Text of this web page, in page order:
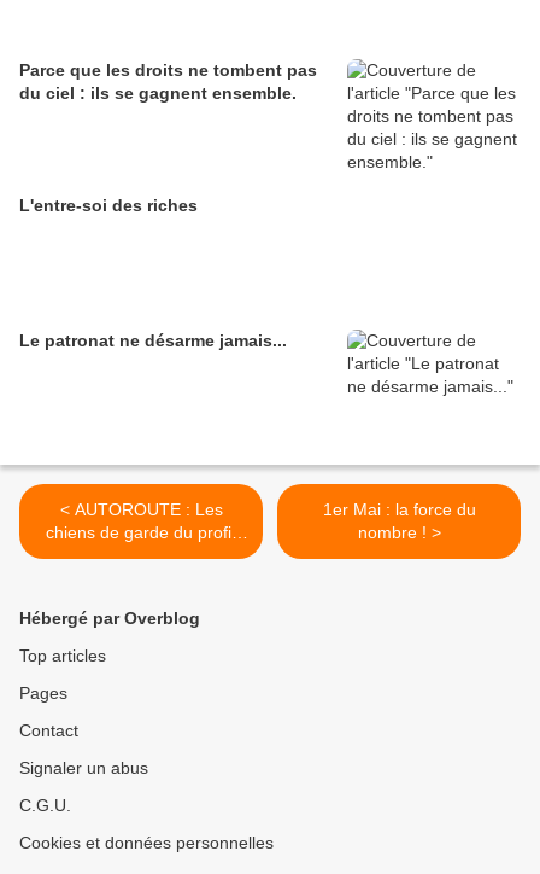
Parce que les droits ne tombent pas
du ciel : ils se gagnent ensemble.
L'entre-soi des riches
Le patronat ne désarme jamais...
< AUTOROUTE : Les
chiens de garde du profit
des actionnaires
1er Mai : la force du
nombre ! >
Hébergé par Overblog
Top articles
Pages
Contact
Signaler un abus
C.G.U.
Cookies et données personnelles